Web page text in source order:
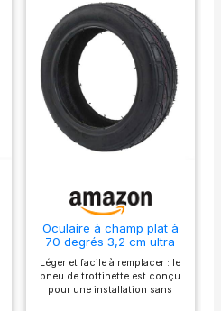
excellente transmission
de la lumière, permettant
d’optimiser chaque
séance d’observation.
PARFAIT POUR
OBSERVER LES
PLANÈTES, LES ÉTOILES
ET LA LUNE : le large
permet d’en voir plus
dans le ciel nocturne
OBSERVATION EN TOUT
CONFORT : dégagement
oculaire généreux de 29
mm et protection
Oculaire à champ plat à
70 degrés 3,2 cm ultra
grand angle parfocal
pour télescope
astronomique et
jumelles, optique
Léger et facile à remplacer : le
pneu de trottinette est conçu
pour une installation sans